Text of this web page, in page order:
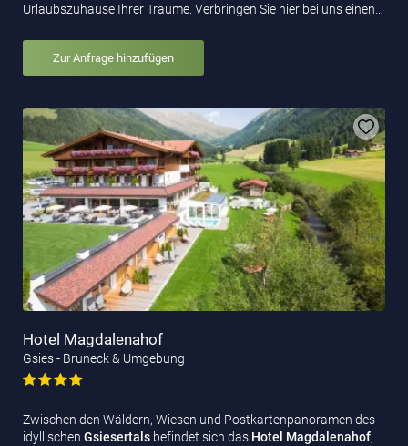
Urlaubszuhause Ihrer Träume. Verbringen Sie hier bei uns einen…
Zur Anfrage hinzufügen
Hotel Magdalenahof
Gsies - Bruneck & Umgebung
Zwischen den Wäldern, Wiesen und Postkartenpanoramen des
idyllischen Gsiesertals befindet sich das Hotel Magdalenahof,